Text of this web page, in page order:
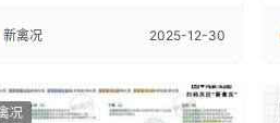
新禽况 2025-12-30
况